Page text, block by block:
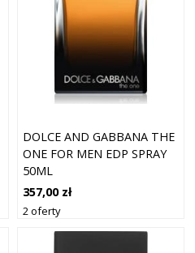
DOLCE AND GABBANA THE
ONE FOR MEN EDP SPRAY
50ML
357,00 zł
2 oferty